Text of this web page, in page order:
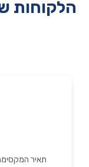
הלקוחות
תאיר